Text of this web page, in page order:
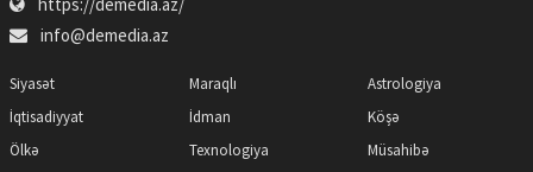
info@demedia.az
Siyasət
İqtisadiyyat
Ölkə
Maraqlı
İdman
Texnologiya
Astrologiya
Köşə
Müsahibə